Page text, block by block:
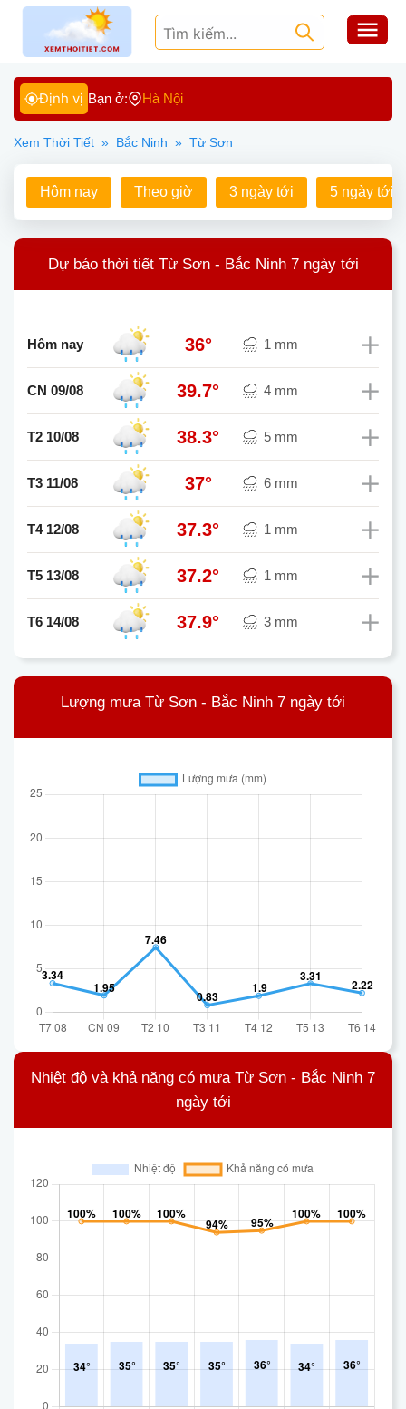
Định vị Bạn ở: Hà Nội
Xem Thời Tiết » Bắc Ninh » Từ Sơn
Hôm nay Theo giờ 3 ngày tới 5 ngày tới
Dự báo thời tiết Từ Sơn - Bắc Ninh 7 ngày tới
Hôm nay 36° 1 mm
CN 09/08 39.7° 4 mm
T2 10/08 38.3° 5 mm
T3 11/08 37° 6 mm
T4 12/08 37.3° 1 mm
T5 13/08 37.2° 1 mm
T6 14/08 37.9° 3 mm
Lượng mưa Từ Sơn - Bắc Ninh 7 ngày tới
Nhiệt độ và khả năng có mưa Từ Sơn - Bắc Ninh 7
ngày tới